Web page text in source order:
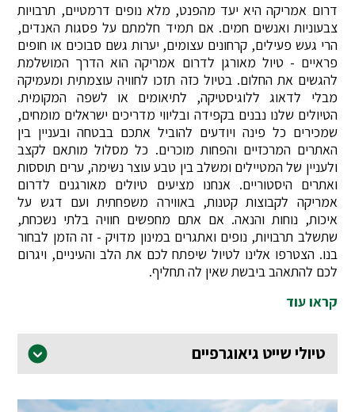
דרום אמריקה היא יעד מהפנט, מלא נופים דרמטיים, תרבויות
צבעוניות ואנשים חמים. אם תמיד חלמתם על פסגות האנדים,
הרי געש פעילים, קרחונים עצומים, יערות גשם סבוכים או חופים
פראיים - טיול מאורגן לדרום אמריקה הוא הדרך המושלמת
להגשים את החלום. בטיול כזה תזכו לחוויה עוצמתית ומעמיקה
מבלי לדאוג ללוגיסטיקה, לתיאומים או לשפה המקומית.
הטיולים שלנו נבנים בקפידה ובליווי מדריכים ישראלים מומחים,
שמכירים כל פינה ויודעים להוביל אתכם בבטחה ובעניין בין
האתרים המרכזיים והפחות מוכרים. כל מסלול מותאם לקצב
ולעניין של המטיילים ומשלב בין טבע עוצר נשימה, ערים תוססות
ואתרים היסטוריים. אנחנו מציעים טיולים מאורגנים לדרום
אמריקה לקבוצות קטנות, באווירה משפחתית ועם דגש על
איכות, נוחות והנאה. אם אתם מחפשים חוויה בלתי נשכחת,
שתשלב תרבויות, נופים ואתגרים במינון מדויק - זה הזמן לבחור
בנו. הצטרפו אלינו לטיול שיפתח לכם את הלב והעיניים, ויגרום
לכם להתאהב ביבשת שאין לה תחליף.
קראו עוד
טיולי שייט גיאוגרפיים